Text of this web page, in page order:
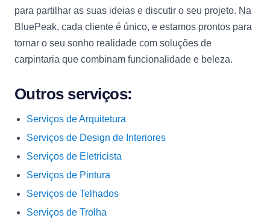
para partilhar as suas ideias e discutir o seu projeto. Na
BluePeak, cada cliente é único, e estamos prontos para
tornar o seu sonho realidade com soluções de
carpintaria que combinam funcionalidade e beleza.
Outros serviços:
Serviços de Arquitetura
Serviços de Design de Interiores
Serviços de Eletricista
Serviços de Pintura
Serviços de Telhados
Serviços de Trolha